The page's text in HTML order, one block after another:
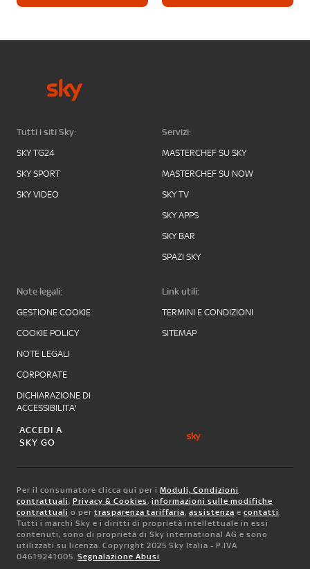
Tutti i siti Sky:
SKY TG24
SKY SPORT
SKY VIDEO
Servizi:
MASTERCHEF SU SKY
MASTERCHEF SU NOW
SKY TV
SKY APPS
SKY BAR
SPAZI SKY
Note legali:
GESTIONE COOKIE
COOKIE POLICY
NOTE LEGALI
CORPORATE
DICHIARAZIONE DI
ACCESSIBILITA'
Link utili:
TERMINI E CONDIZIONI
SITEMAP
ACCEDI A
SKY GO
Per il consumatore clicca qui per i Moduli, Condizioni
contrattuali, Privacy & Cookies, informazioni sulle modifiche
contrattuali o per trasparenza tariffaria, assistenza e contatti.
Tutti i marchi Sky e i diritti di proprietà intellettuale in essi
contenuti, sono di proprietà di Sky international AG e sono
utilizzati su licenza. Copyright 2025 Sky Italia - P.IVA
04619241005. Segnalazione Abusi